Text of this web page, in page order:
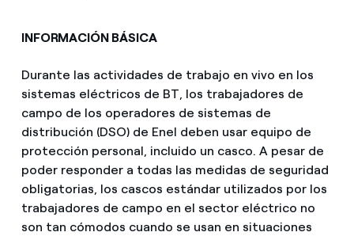
INFORMACIÓN BÁSICA
Durante las actividades de trabajo en vivo en los
sistemas eléctricos de BT, los trabajadores de
campo de los operadores de sistemas de
distribución (DSO) de Enel deben usar equipo de
protección personal, incluido un casco. A pesar de
poder responder a todas las medidas de seguridad
obligatorias, los cascos estándar utilizados por los
trabajadores de campo en el sector eléctrico no
son tan cómodos cuando se usan en situaciones